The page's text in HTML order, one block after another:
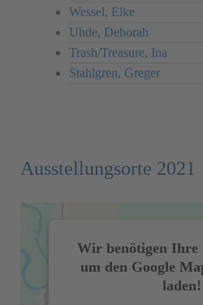
Wessel, Elke
Uhde, Deborah
Trash/Treasure, Ina
Stahlgren, Greger
Ausstellungsorte 2021
Wir benötigen Ihre
um den Google
laden!